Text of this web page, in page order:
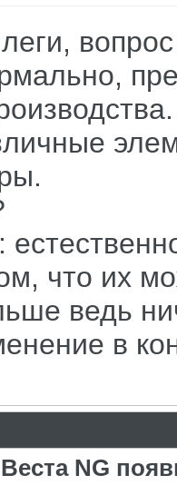
что их
ведь
в
NG